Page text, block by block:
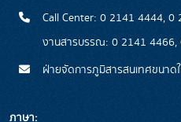
Call Center: 0 2141 4444, 0
งานสารบรรณ: 0 2141 4466,
ฝ่ายจัดการภูมิสารสนเทศขนาด
ภาษา